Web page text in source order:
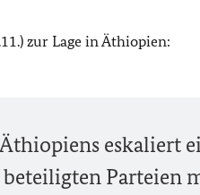
zur Lage in Äthiopien:
eskaliert
Parteien